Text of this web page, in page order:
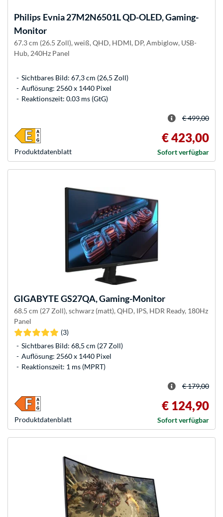
Philips Evnia 27M2N6501L QD-OLED, Gaming-
Monitor
67.3 cm (26.5 Zoll), weiß, QHD, HDMI, DP, Ambiglow, USB-
Hub, 240Hz Panel
Sichtbares Bild: 67,3 cm (26,5 Zoll)
Auflösung: 2560 x 1440 Pixel
Reaktionszeit: 0.03 ms (GtG)
Produkt­datenblatt
€ 499,00
€ 423,00
Sofort verfügbar
GIGABYTEGS27QA, Gaming-Monitor
68.5 cm (27 Zoll), schwarz (matt), QHD, IPS, HDR Ready, 180Hz
Panel
(3)
Sichtbares Bild: 68,5 cm (27 Zoll)
Auflösung: 2560 x 1440 Pixel
Reaktionszeit: 1 ms (MPRT)
Produkt­datenblatt
€ 179,00
€ 124,90
Sofort verfügbar